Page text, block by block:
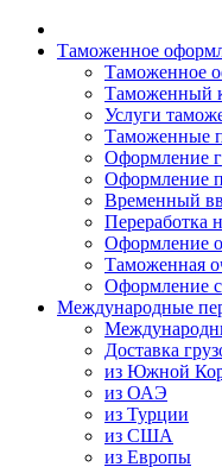
Таможенное
Таможенное
Таможенный
Услуги
Таможенные
Оформление
Оформление
Временный
Переработка
Оформление
Таможенная
Оформление
Международные
Доставка
из Южной
из ОАЭ
из Турции
из США
из Европы